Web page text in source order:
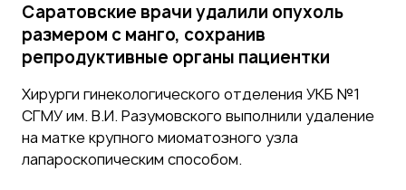
Саратовские врачи удалили опухоль
размером с манго, сохранив
репродуктивные органы пациентки
Хирурги гинекологического отделения УКБ №1
СГМУ им. В.И. Разумовского выполнили удаление
на матке крупного миоматозного узла
лапароскопическим способом.